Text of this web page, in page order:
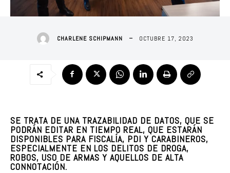
CHARLENE SCHIPMANN OCTUBRE 17, 2023
SE TRATA DE UNA TRAZABILIDAD DE DATOS, QUE SE
PODRÁN EDITAR EN TIEMPO REAL, QUE ESTARÁN
DISPONIBLES PARA FISCALÍA, PDI Y CARABINEROS,
ESPECIALMENTE EN LOS DELITOS DE DROGA,
ROBOS, USO DE ARMAS Y AQUELLOS DE ALTA
CONNOTACIÓN.